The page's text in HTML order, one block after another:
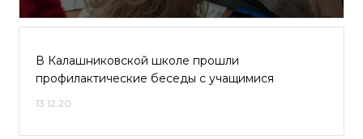
В Калашниковской школе прошли
профилактические беседы с учащимися
13.12.20